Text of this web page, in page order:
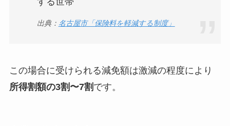
出典： 名古屋市「保険料を軽減する制度」
この場合に受けられる減免額は激減の程度により
所得割額の3割〜7割 です。